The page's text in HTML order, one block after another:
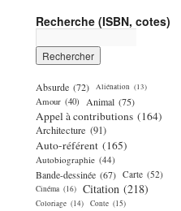
Recherche (ISBN, cotes)
Absurde (72) Aliénation (13)
Amour (40) Animal (75)
Appel à contributions (164)
Architecture (91)
Auto-référent (165)
Autobiographie (44)
Bande-dessinée (67) Carte (52)
Cinéma (16) Citation (218)
Coloriage (14) Conte (15)